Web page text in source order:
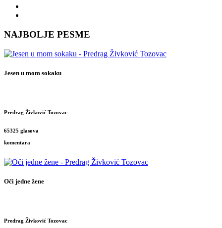
NAJBOLJE PESME
Jesen u mom sokaku
Predrag Živković Tozovac
65325 glasova
komentara
Oči jedne žene
Predrag Živković Tozovac